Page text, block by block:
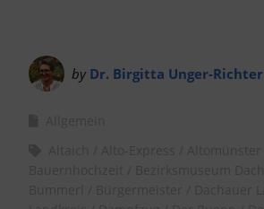
by Dr. Birgitta Unger-Richter